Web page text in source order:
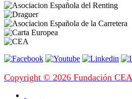
Copyright © 2026 Fundación CEA